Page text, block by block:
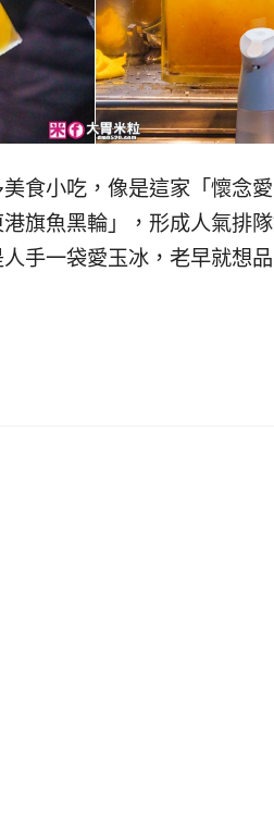
食小吃，像是這家「懷念
旗魚黑輪」，形成人氣排
手一袋愛玉冰，老早就想